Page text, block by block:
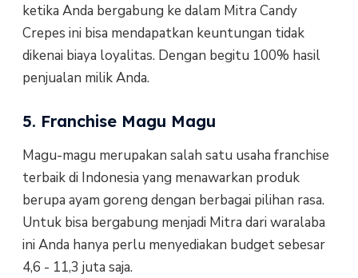
ketika Anda bergabung ke dalam Mitra Candy
Crepes ini bisa mendapatkan keuntungan tidak
dikenai biaya loyalitas. Dengan begitu 100% hasil
penjualan milik Anda.
5. Franchise Magu Magu
Magu-magu merupakan salah satu usaha franchise
terbaik di Indonesia yang menawarkan produk
berupa ayam goreng dengan berbagai pilihan rasa.
Untuk bisa bergabung menjadi Mitra dari waralaba
ini Anda hanya perlu menyediakan budget sebesar
4,6 - 11,3 juta saja.